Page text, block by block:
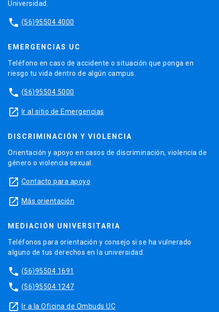
Universidad.
phone (56)95504 4000
EMERGENCIAS UC
Teléfono en caso de accidente o situación que ponga en
riesgo tu vida dentro de algún campus.
phone (56)95504 5000
launch Ir al sitio de Emergencias
DISCRIMINACIÓN Y VIOLENCIA
Orientación y apoyo en casos de discriminación, violencia de
género o violencia sexual.
launch Contacto para apoyo
launch Más orientación
MEDIACIÓN UNIVERSITARIA
Teléfonos para orientación y consejo si se ha vulnerado
alguno de tus derechos en la universidad.
phone (56)95504 1691
phone (56)95504 1247
launch Ir a la Oficina de Ombuds UC